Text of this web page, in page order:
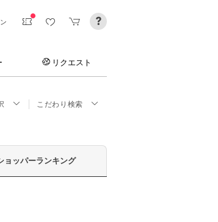
リクエスト
こだわり検索
ョッパーランキング